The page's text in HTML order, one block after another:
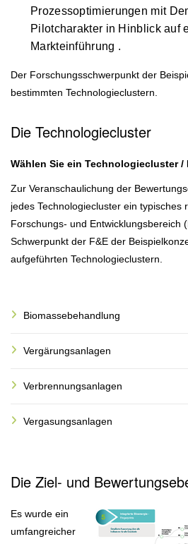
Prozessoptimierungen mit
Pilotcharakter in Hinblick auf
Markteinführung .
Der Forschungsschwerpunkt der
bestimmten Technologieclustern.
Die Technologiecluster
Wählen Sie ein Technologiecluster
Zur Veranschaulichung der
jedes Technologiecluster ein typisches
Forschungs- und Entwicklungsbereich
Schwerpunkt der F&E der
aufgeführten Technologieclustern.
Biomassebehandlung
Vergärungsanlagen
Verbrennungsanlagen
Vergasungsanlagen
Die Ziel- und
Es wurde ein
umfangreicher